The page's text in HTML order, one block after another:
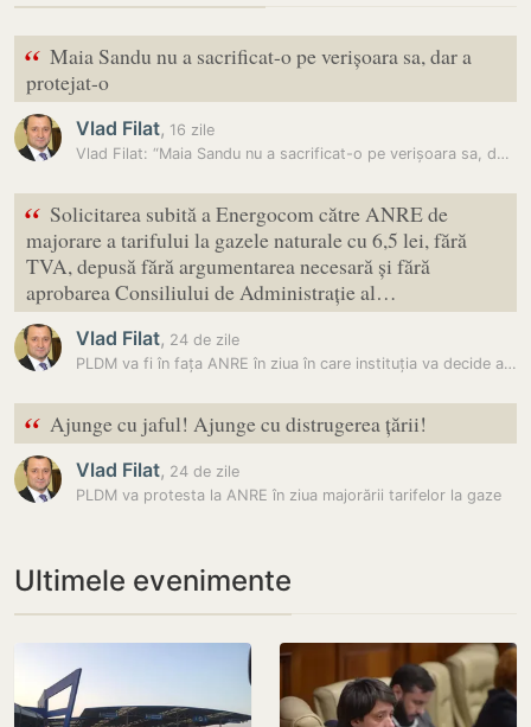
“ Maia Sandu nu a sacrificat-o pe verișoara sa, dar a
protejat-o
Vlad Filat, 16 zile
Vlad Filat: “Maia Sandu nu a sacrificat-o pe verișoara sa, dar a…
“ Solicitarea subită a Energocom către ANRE de
majorare a tarifului la gazele naturale cu 6,5 lei, fără
TVA, depusă fără argumentarea necesară și fără
aprobarea Consiliului de Administrație al…
Vlad Filat, 24 de zile
PLDM va fi în fața ANRE în ziua în care instituția va decide asupra…
“ Ajunge cu jaful! Ajunge cu distrugerea țării!
Vlad Filat, 24 de zile
PLDM va protesta la ANRE în ziua majorării tarifelor la gaze
Ultimele evenimente